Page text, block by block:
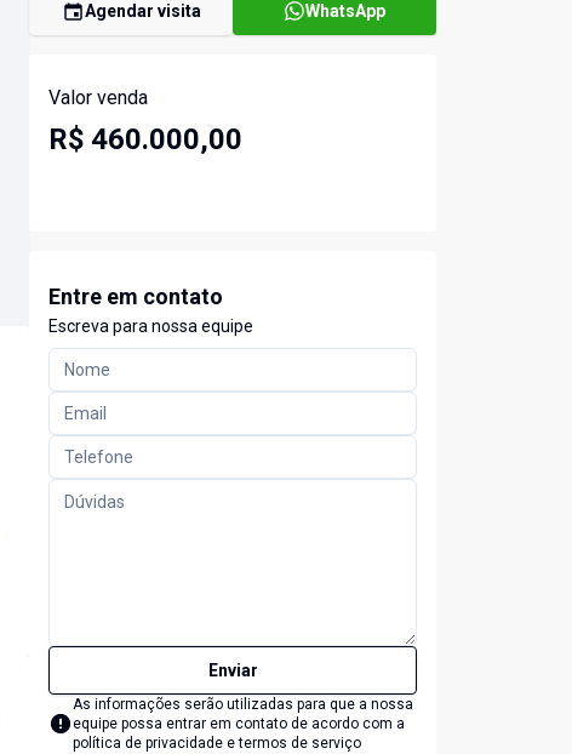
Agendar visita WhatsApp
Valor venda
R$ 460.000,00
Entre em contato
Escreva para nossa equipe
Enviar
As informações serão utilizadas para que a nossa
equipe possa entrar em contato de acordo com a
política de privacidade e termos de serviço